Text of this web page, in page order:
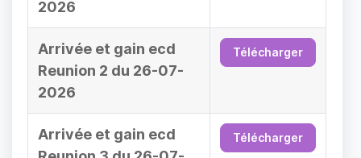
2026
Arrivée et gain ecd
Reunion 2 du 26-07-
2026
Télécharger
Arrivée et gain ecd
Télécharger